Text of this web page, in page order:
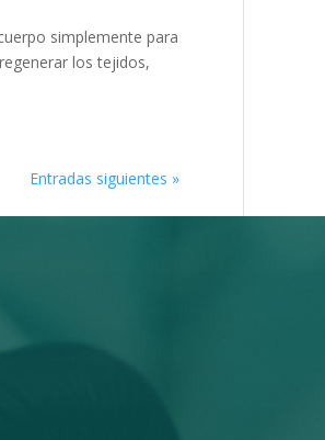
simplemente para
los tejidos,
Entradas siguientes »